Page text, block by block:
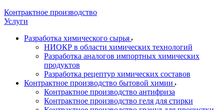
Контрактное производство
Услуги
Разработка химического сырья
НИОКР в области химических технологий
Разработка аналогов импортных химических
продуктов
Разработка рецептур химических составов
Контрактное производство бытовой химии
Контрактное производство антифриза
Контрактное производство геля для стирки